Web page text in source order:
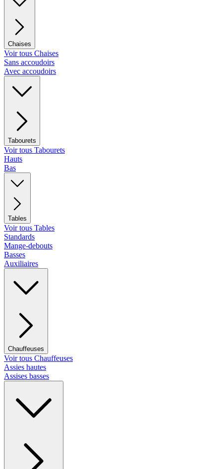
Chaises
Voir tous Chaises
Sans accoudoirs
Avec accoudoirs
Tabourets
Voir tous Tabourets
Hauts
Bas
Tables
Voir tous Tables
Standards
Mange-debouts
Basses
Auxiliaires
Chauffeuses
Voir tous Chauffeuses
Assies hautes
Assises basses